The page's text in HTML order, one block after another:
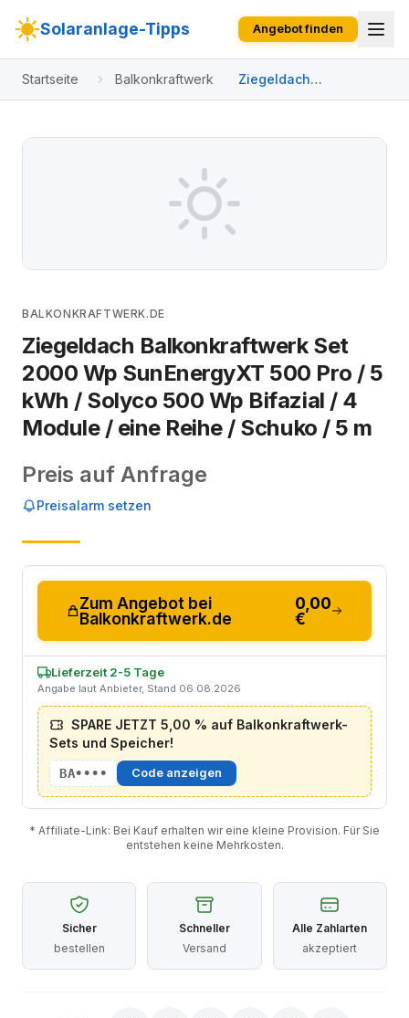
Solaranlage-Tipps Angebot finden
Startseite Balkonkraftwerk
Ziegeldach
Balkonkraftwerk Set
500 Pro / 5 kWh /
BALKONKRAFTWERK.DE
Ziegeldach Balkonkraftwerk Set
2000 Wp SunEnergyXT 500 Pro / 5
kWh / Solyco 500 Wp Bifazial / 4
Module / eine Reihe / Schuko / 5 m
Preis auf Anfrage
Preisalarm setzen
Zum Angebot bei
Balkonkraftwerk.de
0,00
€
Lieferzeit 2-5 Tage
Angabe laut Anbieter, Stand 06.08.2026
SPARE JETZT 5,00 % auf Balkonkraftwerk-
Sets und Speicher!
BA•••• Code anzeigen
* Affiliate-Link: Bei Kauf erhalten wir eine kleine Provision. Für Sie
entstehen keine Mehrkosten.
Sicher
bestellen
Schneller
Versand
Alle Zahlarten
akzeptiert